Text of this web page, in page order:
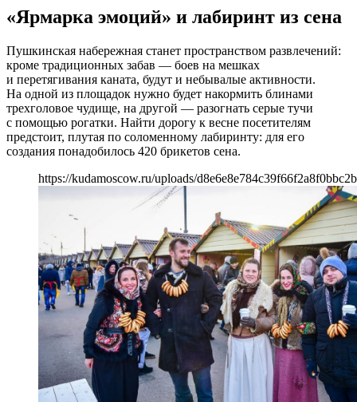
«Ярмарка эмоций» и лабиринт из сена
Пушкинская набережная станет пространством развлечений:
кроме традиционных забав — боев на мешках
и перетягивания каната, будут и небывалые активности.
На одной из площадок нужно будет накормить блинами
трехголовое чудище, на другой — разогнать серые тучи
с помощью рогатки. Найти дорогу к весне посетителям
предстоит, плутая по соломенному лабиринту: для его
создания понадобилось 420 брикетов сена.
https://kudamoscow.ru/uploads/